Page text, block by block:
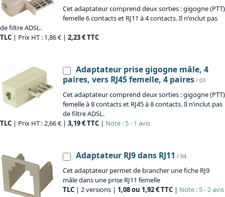
Cet adaptateur comprend deux sorties : gigogne (PTT)
femelle 6 contacts et RJ11 à 4 contacts. Il n’inclut pas
de filtre ADSL.
TLC | Prix HT : 1,86 € | 2,23 € TTC
Adaptateur prise gigogne mâle, 4
paires, vers RJ45 femelle, 4 paires / 03
Cet adaptateur comprend deux sorties : gigogne (PTT)
femelle à 8 contacts et RJ45 à 8 contacts. Il n’inclut pas
de filtre ADSL.
TLC | Prix HT : 2,66 € | 3,19 € TTC | Note : 5 - 1 avis
Adaptateur RJ9 dans RJ11 / 04
Cet adaptateur permet de brancher une fiche RJ9
mâle dans une prise RJ11 femelle
TLC | 2 versions | 1,08 ou 1,92 € TTC | Note : 5 - 2 avis